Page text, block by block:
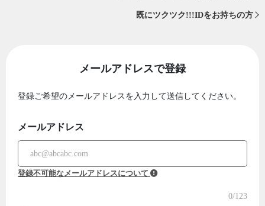
既にツクツク!!!IDをお持ちの方
メールアドレスで登録
登録ご希望のメールアドレスを入力して送信してください。
メールアドレス
登録不可能なメールアドレスについて
0/123